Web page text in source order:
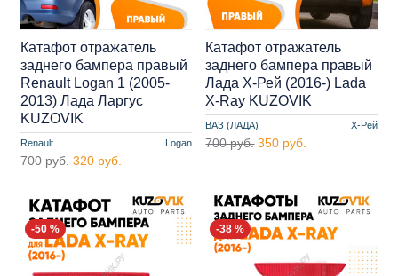
Renault Logan
Катафот отражатель
заднего бампера правый
Renault Logan 1 (2005-
2013) Лада Ларгус
KUZOVIK
700 руб. 320 руб.
ВАЗ (ЛАДА) Х-Рей
Катафот отражатель
заднего бампера правый
Лада Х-Рей (2016-) Lada
X-Ray KUZOVIK
700 руб. 350 руб.
-50 % -38 %